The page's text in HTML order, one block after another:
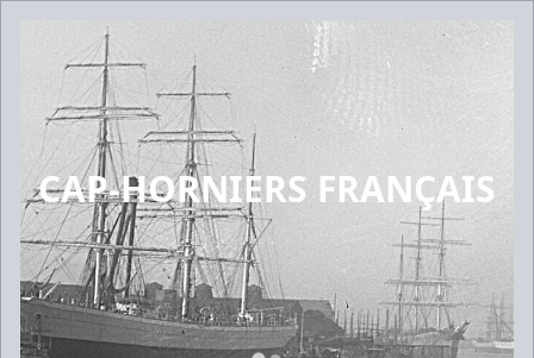
CAP-HORNIERS FRANÇAIS